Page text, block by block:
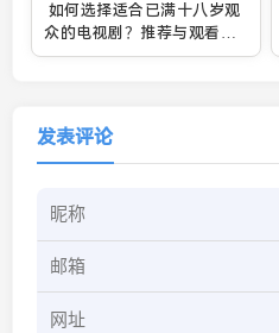
如何选择适合已满十八岁观
众的电视剧？推荐与观看技
巧大揭秘
发表评论